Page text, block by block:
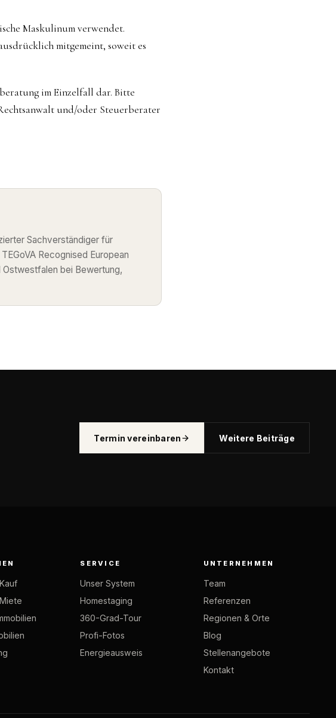
Maskulinum verwendet.
mitgemeint, soweit es
im Einzelfall dar. Bitte
und/oder Steuerberater
Sachverständiger für
Recognised European
Ostwestfalen bei Bewertung,
Termin vereinbaren Weitere Beiträge
SERVICE
Unser System
Homestaging
360-Grad-Tour
Profi-Fotos
Energieausweis
UNTERNEHMEN
Team
Referenzen
Regionen & Orte
Blog
Stellenangebote
Kontakt